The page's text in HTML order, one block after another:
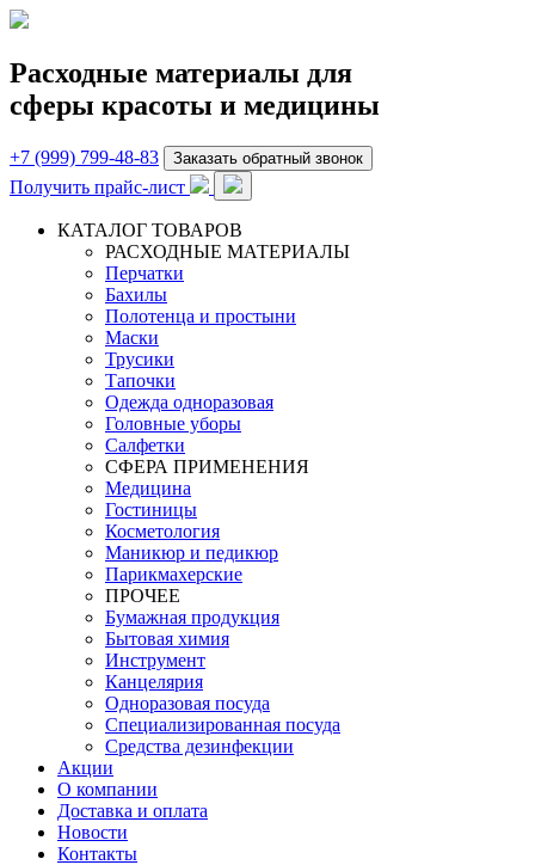
Расходные материалы для
сферы красоты и медицины
+7 (999) 799-48-83 Заказать обратный звонок
Получить прайс-лист
КАТАЛОГ ТОВАРОВ
РАСХОДНЫЕ МАТЕРИАЛЫ
Перчатки
Бахилы
Полотенца и простыни
Маски
Трусики
Тапочки
Одежда одноразовая
Головные уборы
Салфетки
СФЕРА ПРИМЕНЕНИЯ
Медицина
Гостиницы
Косметология
Маникюр и педикюр
Парикмахерские
ПРОЧЕЕ
Бумажная продукция
Бытовая химия
Инструмент
Канцелярия
Одноразовая посуда
Специализированная посуда
Средства дезинфекции
Акции
О компании
Доставка и оплата
Новости
Контакты